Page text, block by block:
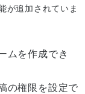
が追加されていま
ムを作成でき
の権限を設定で